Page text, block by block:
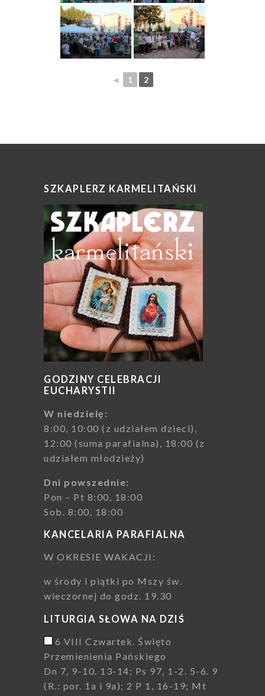
◄ 1 2
SZKAPLERZ KARMELITAŃSKI
GODZINY CELEBRACJI
EUCHARYSTII
W niedzielę:
8:00, 10:00 (z udziałem dzieci),
12:00 (suma parafialna), 18:00 (z
udziałem młodzieży)
Dni powszednie:
Pon – Pt 8:00, 18:00
Sob. 8:00, 18:00
KANCELARIA PARAFIALNA
W OKRESIE WAKACJI:
w środy i piątki po Mszy św.
wieczornej do godz. 19.30
LITURGIA SŁOWA NA DZIŚ
6 VIII Czwartek. Święto
Przemienienia Pańskiego
Dn 7, 9-10. 13-14; Ps 97, 1-2. 5-6. 9
(R.: por. 1a i 9a); 2 P 1, 16-19; Mt